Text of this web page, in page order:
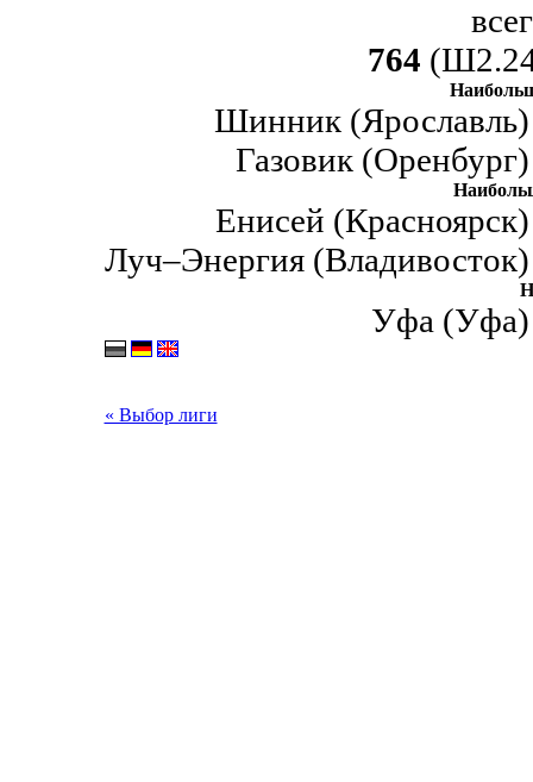
764
Шинник
Газовик
Енисей
Луч–Энергия
Уфа
« Выбор лиги